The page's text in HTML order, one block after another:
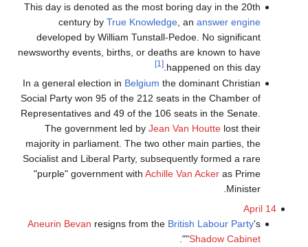
This day is denoted as the most boring day in the 20th
century byTrue Knowledge , ananswer engine
developed by William Tunstall-Pedoe. No significant
newsworthy events, births, or deaths are known to have
happened on this day.
[1]
In a general election in Belgium the dominant Christian
Social Party won 95 of the 212 seats in the Chamber of
Representatives and 49 of the 106 seats in the Senate.
The government led byJean Van Houtte lost their
majority in parliament. The two other main parties, the
Socialist and Liberal Party, subsequently formed a rare
"purple" government withAchille Van Acker as Prime
Minister.
April 14
Aneurin Bevan resigns from the British Labour Party's
"Shadow Cabinet
".